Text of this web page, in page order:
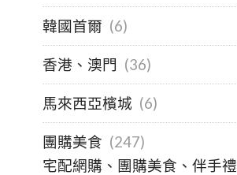
韓國首爾 (6)
香港、澳門 (36)
馬來西亞檳城 (6)
團購美食 (247)
宅配網購、團購美食、伴手禮